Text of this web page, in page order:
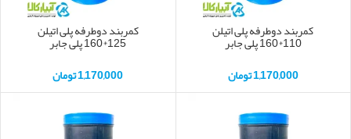
کمربند دوطرفه پلی اتیلن
110*160 پلی جابر
1,170,000تومان
کمربند دوطرفه پلی اتیلن
125*160 پلی جابر
1,170,000تومان